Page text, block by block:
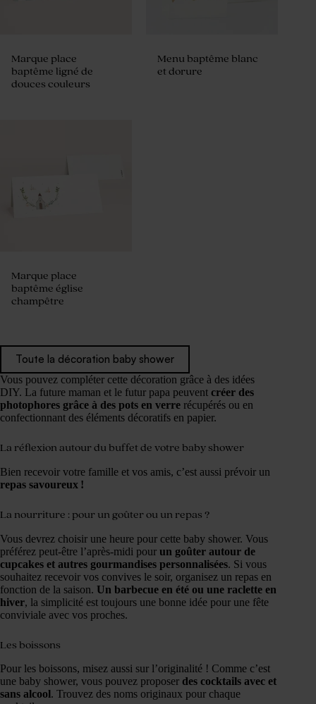
Marque place
baptême ligné de
douces couleurs
Menu baptême blanc
et dorure
Marque place
baptême église
champêtre
Toute la décoration baby shower
Vous pouvez compléter cette décoration grâce à des idées
DIY. La future maman et le futur papa peuvent créer des
photophores grâce à des pots en verre récupérés ou en
confectionnant des éléments décoratifs en papier.
La réflexion autour du buffet de votre baby shower
Bien recevoir votre famille et vos amis, c’est aussi prévoir un
repas savoureux !
La nourriture : pour un goûter ou un repas ?
Vous devrez choisir une heure pour cette baby shower. Vous
préférez peut-être l’après-midi pour un goûter autour de
cupcakes et autres gourmandises personnalisées. Si vous
souhaitez recevoir vos convives le soir, organisez un repas en
fonction de la saison. Un barbecue en été ou une raclette en
hiver, la simplicité est toujours une bonne idée pour une fête
conviviale avec vos proches.
Les boissons
Pour les boissons, misez aussi sur l’originalité ! Comme c’est
une baby shower, vous pouvez proposer des cocktails avec et
sans alcool. Trouvez des noms originaux pour chaque